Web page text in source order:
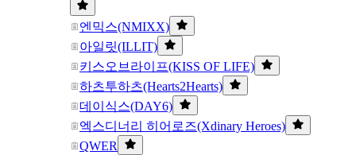
엔믹스(NMIXX)
아일릿(ILLIT)
키스오브라이프(KISS OF LIFE)
하츠투하츠(Hearts2Hearts)
데이식스(DAY6)
엑스디너리 히어로즈(Xdinary Heroes)
QWER